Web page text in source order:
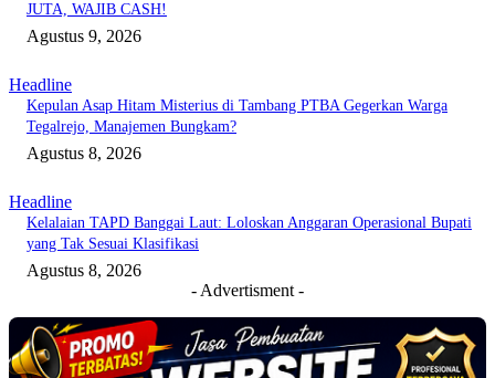
JUTA, WAJIB CASH!
Agustus 9, 2026
Headline
Kepulan Asap Hitam Misterius di Tambang PTBA Gegerkan Warga
Tegalrejo, Manajemen Bungkam?
Agustus 8, 2026
Headline
Kelalaian TAPD Banggai Laut: Loloskan Anggaran Operasional Bupati
yang Tak Sesuai Klasifikasi
Agustus 8, 2026
- Advertisment -